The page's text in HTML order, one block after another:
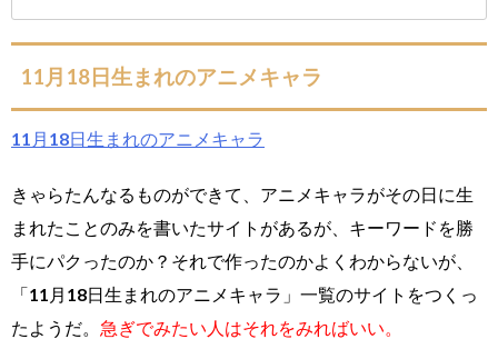
11月18日生まれのアニメキャラ
11月18日生まれのアニメキャラ
きゃらたんなるものができて、アニメキャラがその日に生
まれたことのみを書いたサイトがあるが、キーワードを勝
手にパクったのか？それで作ったのかよくわからないが、
「11月18日生まれのアニメキャラ」一覧のサイトをつくっ
たようだ。 急ぎでみたい人はそれをみればいい。